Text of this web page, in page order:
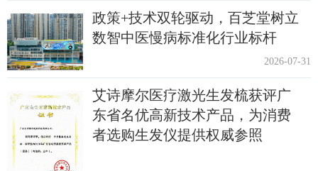
政策+技术双轮驱动，百芝堂树立
数智中医慢病标准化行业标杆
2026-07-31
艾诗摩尔医疗激光生发梳获评广
东省名优高新技术产品，为消费
者选购生发仪提供权威参照